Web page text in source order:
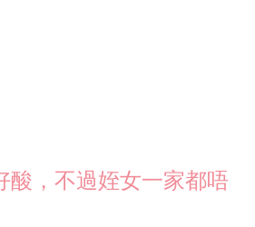
酸，不過姪女一家都唔